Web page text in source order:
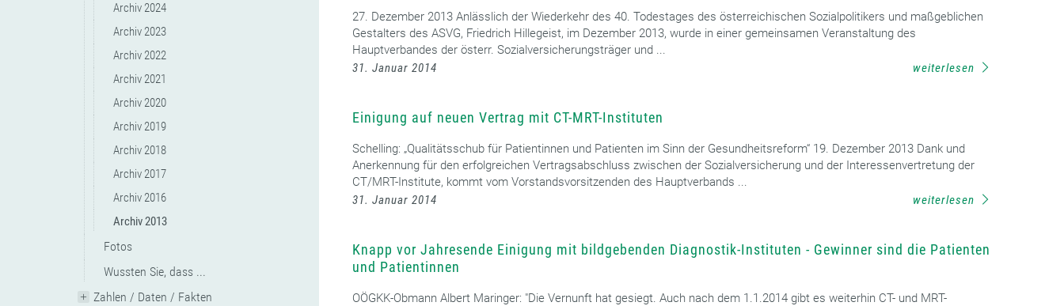
Archiv 2024
Archiv 2023
Archiv 2022
Archiv 2021
Archiv 2020
Archiv 2019
Archiv 2018
Archiv 2017
Archiv 2016
Archiv 2013
Fotos
Wussten Sie, dass ...
Zahlen / Daten / Fakten
27. Dezember 2013 Anlässlich der Wiederkehr des 40. Todestages des österreichischen Sozialpolitikers und maßgeblichen
Gestalters des ASVG, Friedrich Hillegeist, im Dezember 2013, wurde in einer gemeinsamen Veranstaltung des
Hauptverbandes der österr. Sozialversicherungsträger und ...
31. Januar 2014
weiterlesen
Einigung auf neuen Vertrag mit CT-MRT-Instituten
Schelling: „Qualitätsschub für Patientinnen und Patienten im Sinn der Gesundheitsreform“ 19. Dezember 2013 Dank und
Anerkennung für den erfolgreichen Vertragsabschluss zwischen der Sozialversicherung und der Interessenvertretung der
CT/MRT-Institute, kommt vom Vorstandsvorsitzenden des Hauptverbands ...
31. Januar 2014
weiterlesen
Knapp vor Jahresende Einigung mit bildgebenden Diagnostik-Instituten - Gewinner sind die Patienten
und Patientinnen
OÖGKK-Obmann Albert Maringer: "Die Vernunft hat gesiegt. Auch nach dem 1.1.2014 gibt es weiterhin CT- und MRT-